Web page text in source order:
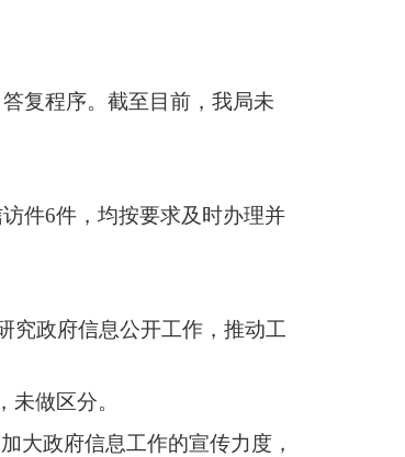
复程序。截至目前，我局未
件6件，均按要求及时办理并
究政府信息公开工作，推动工
做区分。
大政府信息工作的宣传力度，